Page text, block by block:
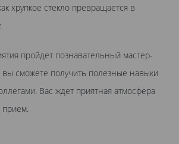
хрупкое стекло превращается в
пройдет познавательный мастер-
вы сможете получить полезные навыки
Вас ждет приятная атмосфера